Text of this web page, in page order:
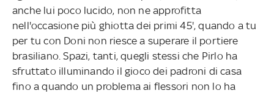
anche lui poco lucido, non ne approfitta
nell'occasione più ghiotta dei primi 45', quando a tu
per tu con Doni non riesce a superare il portiere
brasiliano. Spazi, tanti, quegli stessi che Pirlo ha
sfruttato illuminando il gioco dei padroni di casa
fino a quando un problema ai flessori non lo ha